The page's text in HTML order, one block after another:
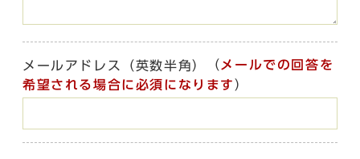
メールアドレス（英数半角） （ メールでの回答を
希望される場合に必須になります ）